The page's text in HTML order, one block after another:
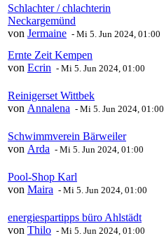
Schlachter / chlachterin
Neckargemünd
von Jermaine - Mi 5. Jun 2024, 01:00
Ernte Zeit Kempen
von Ecrin - Mi 5. Jun 2024, 01:00
Reinigerset Wittbek
von Annalena - Mi 5. Jun 2024, 01:00
Schwimmverein Bärweiler
von Arda - Mi 5. Jun 2024, 01:00
Pool-Shop Karl
von Maira - Mi 5. Jun 2024, 01:00
energiespartipps büro Ahlstädt
von Thilo - Mi 5. Jun 2024, 01:00